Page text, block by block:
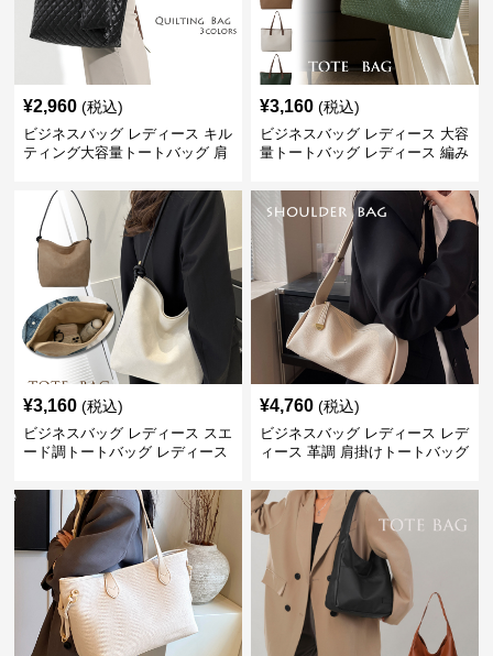
¥2,960 (税込)
ビジネスバッグ レディース キル
ティング大容量トートバッグ 肩
¥3,160 (税込)
ビジネスバッグ レディース 大容
量トートバッグ レディース 編み
¥3,160 (税込)
ビジネスバッグ レディース スエ
ード調トートバッグ レディース
¥4,760 (税込)
ビジネスバッグ レディース レデ
ィース 革調 肩掛けトートバッグ